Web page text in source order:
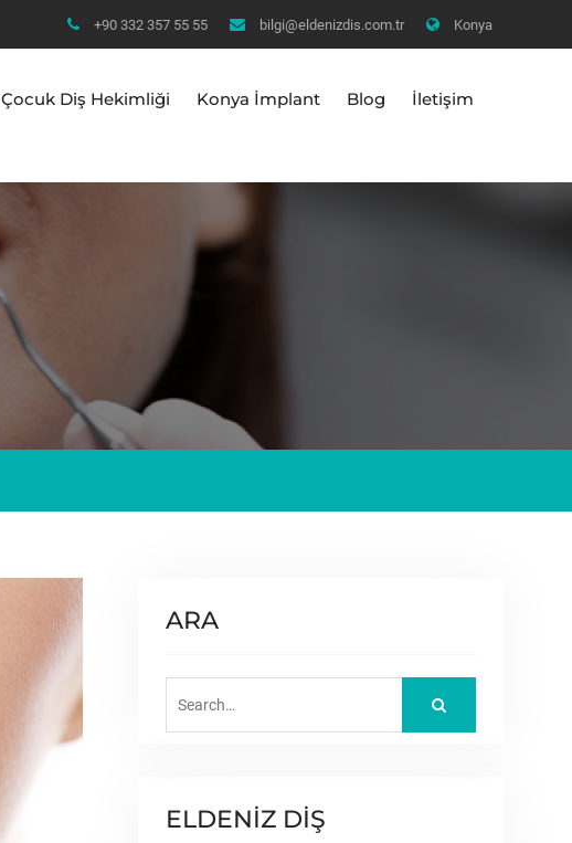
+90 332 357 55 55 bilgi@eldenizdis.com.tr Konya
Çocuk Diş Hekimliği Konya İmplant Blog İletişim
ARA
for:
ELDENİZ DİŞ